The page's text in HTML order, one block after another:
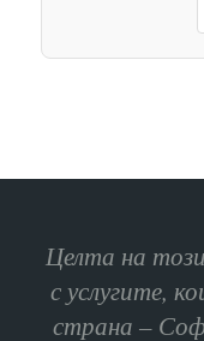
Целта на
с услугите,
страна –